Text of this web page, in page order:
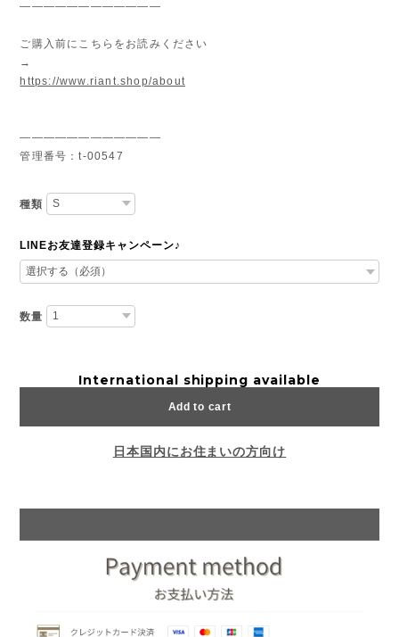
————————————
ご購入前にこちらをお読みください
→
https://www.riant.shop/about
————————————
管理番号：t-00547
種類
LINEお友達登録キャンペーン♪
数量
International shipping available
Add to cart
日本国内にお住まいの方向け